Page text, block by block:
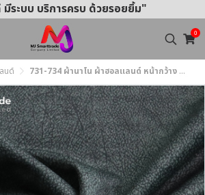
ระบบ บริการครบ ด้วยรอยยิ้ม"
0
นด์ 731-734 ผ้านาโน ผ้าฮอลแลนด์ หน้ากว้าง 145±3